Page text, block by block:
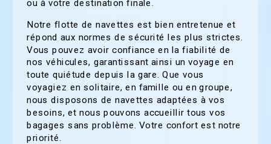
ou à votre destination finale.
Notre flotte de navettes est bien entretenue et
répond aux normes de sécurité les plus strictes.
Vous pouvez avoir confiance en la fiabilité de
nos véhicules, garantissant ainsi un voyage en
toute quiétude depuis la gare. Que vous
voyagiez en solitaire, en famille ou en groupe,
nous disposons de navettes adaptées à vos
besoins, et nous pouvons accueillir tous vos
bagages sans problème. Votre confort est notre
priorité.